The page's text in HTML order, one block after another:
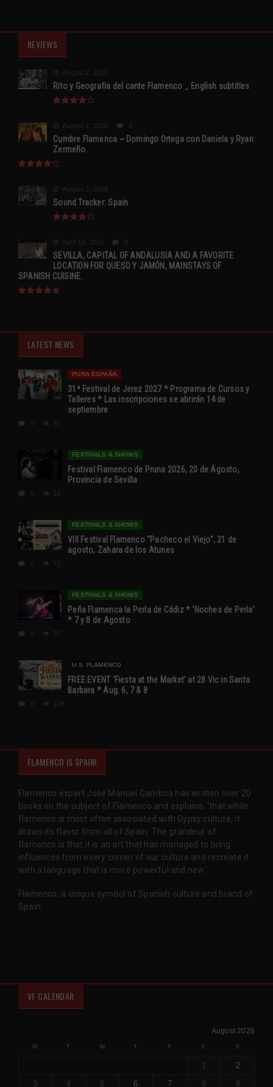
REVIEWS
August 2, 2015
Rito y Geografia del cante Flamenco _ English subtitles
August 2, 2015
Cumbre Flamenca ~ Domingo Ortega con Daniela y Ryan
Zermeño
August 2, 2015
Sound Tracker: Spain
April 13, 2015
SEVILLA, CAPITAL OF ANDALUSIA AND A FAVORITE
LOCATION FOR QUESO Y JAMÓN, MAINSTAYS OF
SPANISH CUISINE.
LATEST NEWS
PURA ESPAÑA
31ª Festival de Jerez 2027 * Programa de Cursos y
Talleres * Las inscripciones se abrirán 14 de
septiembre
69
FESTIVALS & SHOWS
Festival Flamenco de Pruna 2026, 20 de Agosto,
Provincia de Sevilla
23
FESTIVALS & SHOWS
VIII Festival Flamenco “Pacheco el Viejo”, 21 de
agosto, Zahara de los Atunes
72
FESTIVALS & SHOWS
Peña Flamenca la Perla de Cádiz * ‘Noches de Perla’
* 7 y 8 de Agosto
57
U.S. FLAMENCO
FREE EVENT ‘Fiesta at the Market’ at 28 Vic in Santa
Barbara * Aug. 6, 7 & 8
129
FLAMENCO IS SPAIN!
Flamenco expert José Manuel Gamboa has written over 20
books on the subject of Flamenco and explains, 'that while
flamenco is most often associated with Gypsy culture, it
draws its flavor from all of Spain. The grandeur of
flamenco is that it is an art that has managed to bring
influences from every corner of our culture and recreate it
with a language that is more powerful and new.'
Flamenco, a unique symbol of Spanish culture and brand of
Spain.
VF CALENDAR
August 2026
M T W T F S S
1
2
3
4 5 6 7 8 9